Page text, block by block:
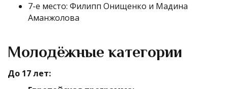
7-е место: Филипп Онищенко и Мадина
Аманжолова
Молодёжные категории
До 17 лет: